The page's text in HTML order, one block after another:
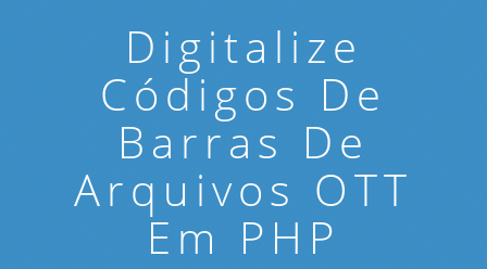
Digitalize
Códigos De
Barras De
Arquivos OTT
Em PHP